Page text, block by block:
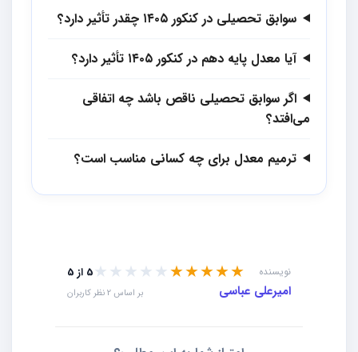
سوابق تحصیلی در کنکور ۱۴۰۵ چقدر تأثیر دارد؟
آیا معدل پایه دهم در کنکور ۱۴۰۵ تأثیر دارد؟
اگر سوابق تحصیلی ناقص باشد چه اتفاقی
می‌افتد؟
ترمیم معدل برای چه کسانی مناسب است؟
نویسنده
امیرعلی عباسی
★★★★★★★★★★ 5 از 5
بر اساس 2 نظر کاربران